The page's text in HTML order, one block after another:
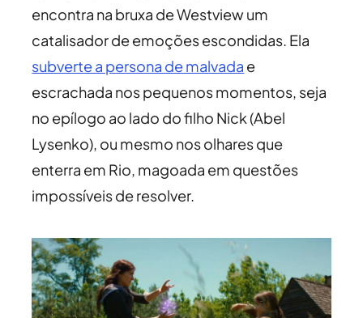
encontra na bruxa de Westview um
catalisador de emoções escondidas. Ela
subverte a persona de malvada e
escrachada nos pequenos momentos, seja
no epílogo ao lado do filho Nick (Abel
Lysenko), ou mesmo nos olhares que
enterra em Rio, magoada em questões
impossíveis de resolver.